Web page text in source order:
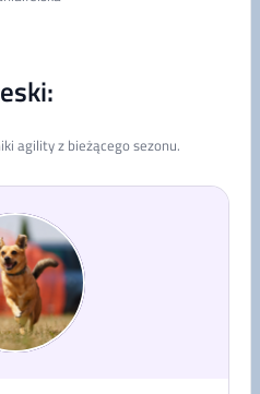
agility z bieżącego sezonu.